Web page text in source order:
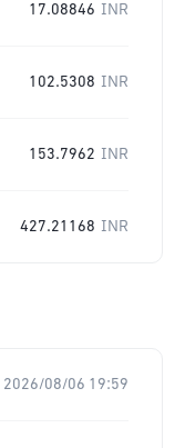
17.08846 INR
102.5308 INR
153.7962 INR
427.21168 INR
2026/08/06 19:59